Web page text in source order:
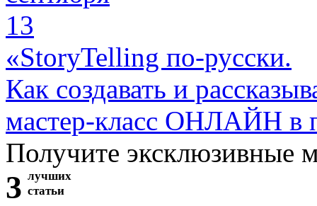
13
«StoryTelling по-русски.
Как создавать и
мастер-класс ОНЛАЙН в
Получите эксклюзивные
3 лучших
статьи